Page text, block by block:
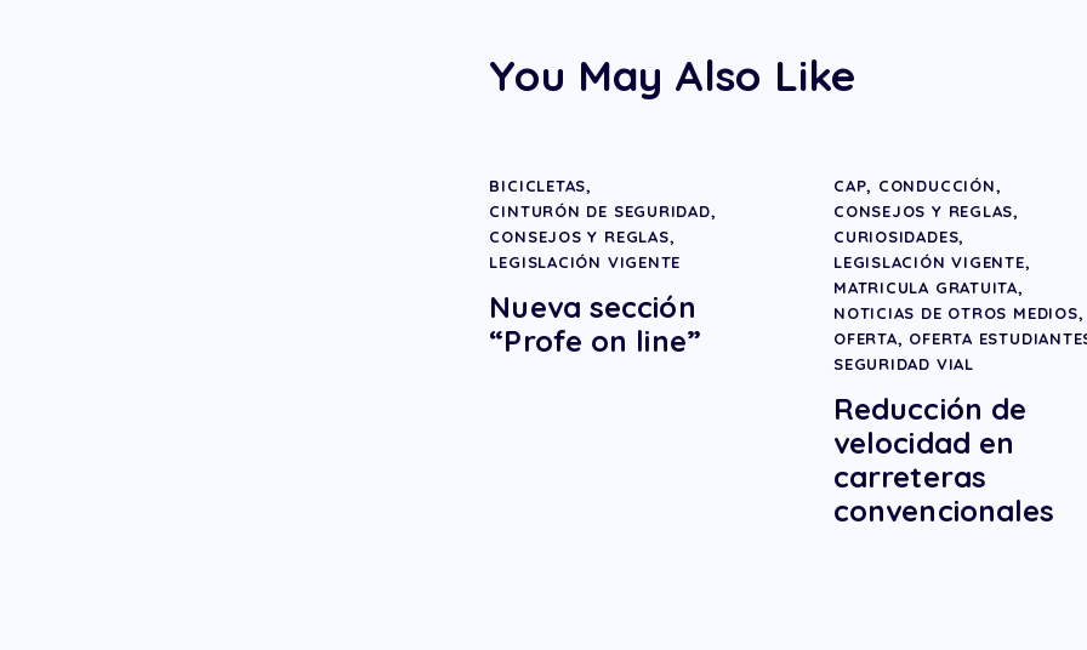
You May Also Like
BICICLETAS,
CINTURÓN DE SEGURIDAD,
CONSEJOS Y REGLAS,
LEGISLACIÓN VIGENTE
Nueva sección
“Profe on line”
CAP, CONDUCCIÓN,
CONSEJOS Y REGLAS,
CURIOSIDADES,
LEGISLACIÓN VIGENTE,
MATRICULA GRATUITA,
NOTICIAS DE OTROS MEDIOS,
OFERTA, OFERTA
SEGURIDAD VIAL
Reducción de
velocidad en
carreteras
convencionales